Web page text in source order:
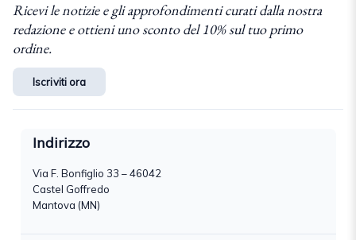
Ricevi le notizie e gli approfondimenti curati dalla nostra
redazione e ottieni uno sconto del 10% sul tuo primo
ordine.
Iscriviti ora
Indirizzo
Via F. Bonfiglio 33 – 46042
Castel Goffredo
Mantova (MN)